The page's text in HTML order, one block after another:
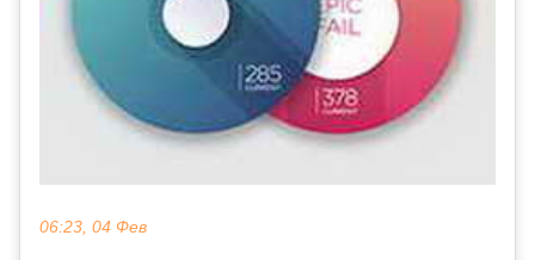
06:23, 04 Фев